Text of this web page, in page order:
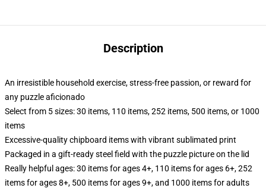
Description
An irresistible household exercise, stress-free passion, or reward for
any puzzle aficionado
Select from 5 sizes: 30 items, 110 items, 252 items, 500 items, or 1000
items
Excessive-quality chipboard items with vibrant sublimated print
Packaged in a gift-ready steel field with the puzzle picture on the lid
Really helpful ages: 30 items for ages 4+, 110 items for ages 6+, 252
items for ages 8+, 500 items for ages 9+, and 1000 items for adults